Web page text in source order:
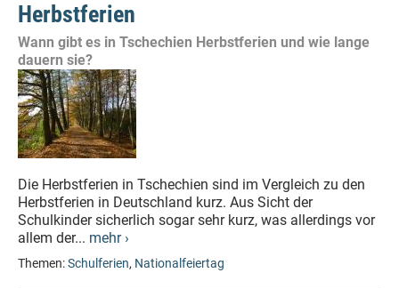
Herbstferien
Wann gibt es in Tschechien Herbstferien und wie lange
dauern sie?
Die Herbstferien in Tschechien sind im Vergleich zu den
Herbstferien in Deutschland kurz. Aus Sicht der
Schulkinder sicherlich sogar sehr kurz, was allerdings vor
allem der... mehr ›
Themen:Schulferien, Nationalfeiertag